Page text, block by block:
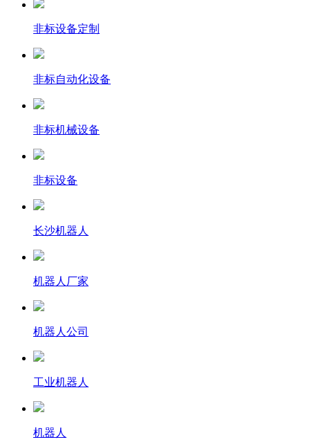
非标设备定制
非标自动化设备
非标机械设备
非标设备
长沙机器人
机器人厂家
机器人公司
工业机器人
机器人